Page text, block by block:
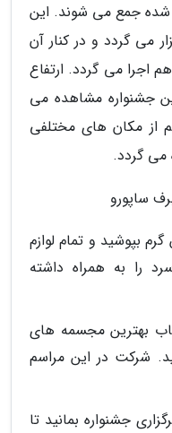
جمع می شوند. این
می گردد و در کنار آن
اجرا می گردد. ارتفاع
جشنواره مشاهده می
هم از مکان های مختلفی
می گردد.
ساپورو
بپوشید و تمام لوازم
را به همراه داشته
بهترین مجسمه های
شرکت در این مراسم
جشنواره بمانید تا